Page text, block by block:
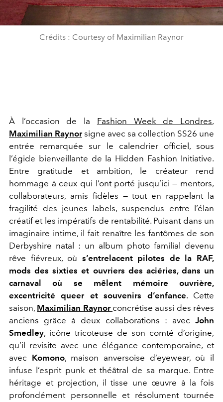
Crédits : Courtesy of Maximilian Raynor
À l’occasion de la Fashion Week de Londres,
Maximilian Raynorsigne avec sa collection SS26 une
entrée remarquée sur le calendrier officiel, sous
l’égide bienveillante de la Hidden Fashion Initiative.
Entre gratitude et ambition, le créateur rend
hommage à ceux qui l’ont porté jusqu’ici — mentors,
collaborateurs, amis fidèles — tout en rappelant la
fragilité des jeunes labels, suspendus entre l’élan
créatif et les impératifs de rentabilité. Puisant dans un
imaginaire intime, il fait renaître les fantômes de son
Derbyshire natal : un album photo familial devenu
rêve fiévreux, où s’entrelacent pilotes de la RAF,
mods des sixties et ouvriers des aciéries, dans un
carnaval où se mêlent mémoire ouvrière,
excentricité queer et souvenirs d’enfance. Cette
saison, Maximilian Raynor concrétise aussi des rêves
anciens grâce à deux collaborations : avec John
Smedley, icône tricoteuse de son comté d’origine,
qu’il revisite avec une élégance contemporaine, et
avec Komono, maison anversoise d’eyewear, où il
infuse l’esprit punk et théâtral de sa marque. Entre
héritage et projection, il tisse une œuvre à la fois
profondément personnelle et résolument tournée